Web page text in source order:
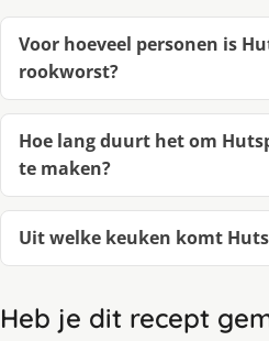
Voor hoeveel personen is
rookworst?
Hoe lang duurt het om
te maken?
Uit welke keuken komt
Heb je dit recept